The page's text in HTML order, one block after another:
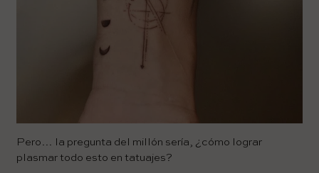
Pero… la pregunta del millón sería, ¿cómo lograr
plasmar todo esto en tatuajes?